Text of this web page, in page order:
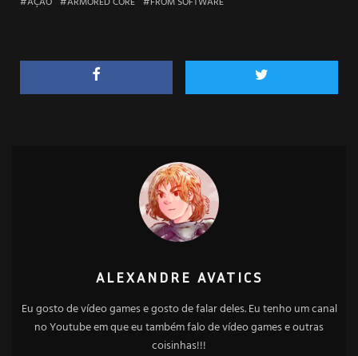
ALEXANDRE AVATICS
Eu gosto de vídeo games e gosto de falar deles. Eu tenho um canal
no Youtube em que eu também falo de vídeo games e outras
coisinhas!!!